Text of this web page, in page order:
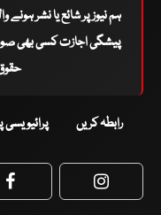
ہم نیوز پر شائع یا نشر ہونے
پیشگی اجازت کسی بھی
رابطہ کریں پرائیویسی
Facebook